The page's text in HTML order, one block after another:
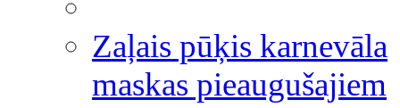
Zaļais pūķis karnevāla
maskas pieaugušajiem